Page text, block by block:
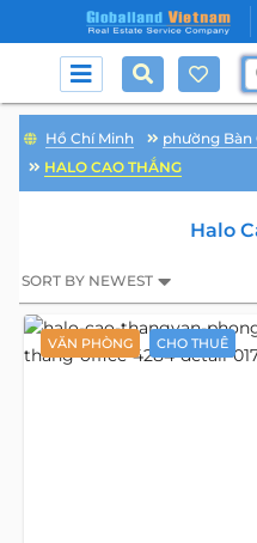
Hồ Chí Minh phường Bàn
HALO CAO THẮNG
Halo
SORT BY NEWEST
VĂN PHÒNG CHO THUÊ